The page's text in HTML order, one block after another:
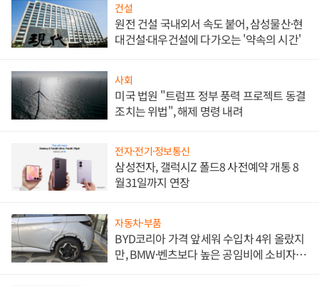
건설
원전 건설 국내외서 속도 붙어, 삼성물산·현
대건설·대우건설에 다가오는 '약속의 시간'
사회
미국 법원 "트럼프 정부 풍력 프로젝트 동결
조치는 위법", 해제 명령 내려
전자·전기·정보통신
삼성전자, 갤럭시Z 폴드8 사전예약 개통 8
월31일까지 연장
자동차·부품
BYD코리아 가격 앞세워 수입차 4위 올랐지
만, BMW·벤츠보다 높은 공임비에 소비자